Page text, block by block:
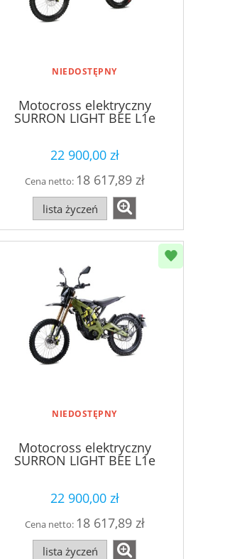
NIEDOSTĘPNY
Motocross elektryczny
SURRON LIGHT BEE L1e
22 900,00 zł
Cena netto: 18 617,89 zł
lista życzeń
NIEDOSTĘPNY
Motocross elektryczny
SURRON LIGHT BEE L1e
22 900,00 zł
Cena netto: 18 617,89 zł
lista życzeń